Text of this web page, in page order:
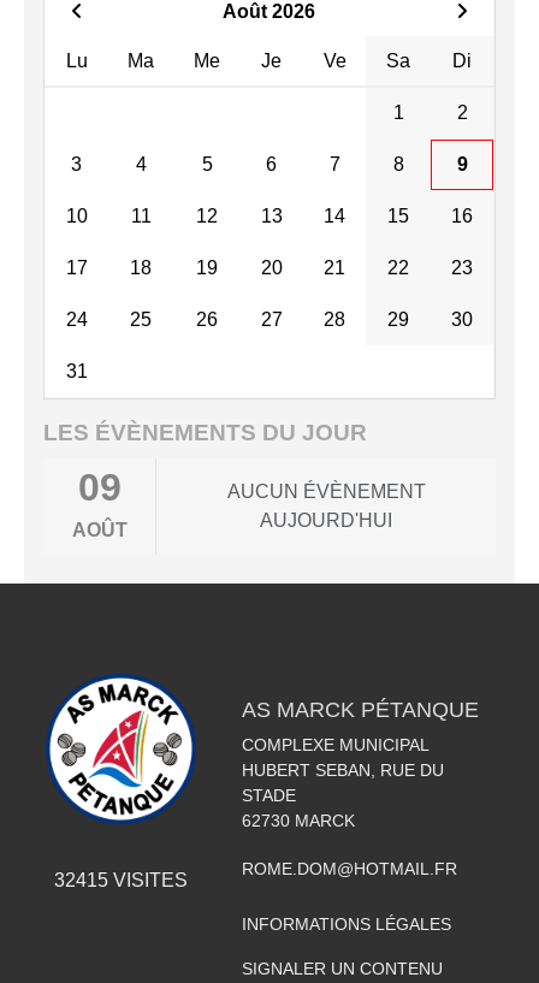
Août 2026
Lu Ma Me Je Ve Sa Di
1 2
3 4 5 6 7 8 9
10 11 12 13 14 15 16
17 18 19 20 21 22 23
24 25 26 27 28 29 30
31
LES ÉVÈNEMENTS DU JOUR
09
AOÛT
AUCUN ÉVÈNEMENT
AUJOURD'HUI
32415VISITES
AS MARCK PÉTANQUE
COMPLEXE MUNICIPAL
HUBERT SEBAN, RUE DU
STADE
62730 MARCK
ROME.DOM@HOTMAIL.FR
INFORMATIONS LÉGALES
SIGNALER UN CONTENU